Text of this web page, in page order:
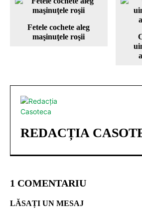
Fetele cochete aleg
maşinuţele roşii
REDACȚIA
1 COMENTARIU
LĂSAȚI UN MESAJ